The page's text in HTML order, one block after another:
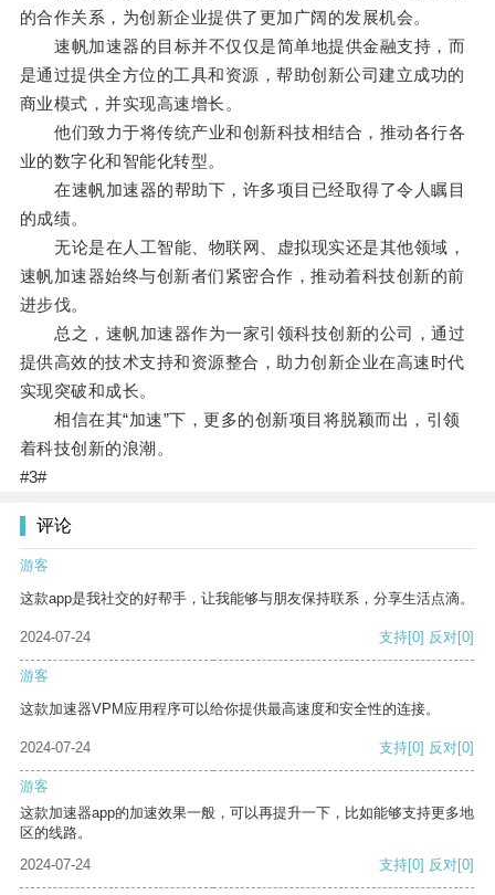
的合作关系，为创新企业提供了更加广阔的发展机会。
速帆加速器的目标并不仅仅是简单地提供金融支持，而
是通过提供全方位的工具和资源，帮助创新公司建立成功的
商业模式，并实现高速增长。
他们致力于将传统产业和创新科技相结合，推动各行各
业的数字化和智能化转型。
在速帆加速器的帮助下，许多项目已经取得了令人瞩目
的成绩。
无论是在人工智能、物联网、虚拟现实还是其他领域，
速帆加速器始终与创新者们紧密合作，推动着科技创新的前
进步伐。
总之，速帆加速器作为一家引领科技创新的公司，通过
提供高效的技术支持和资源整合，助力创新企业在高速时代
实现突破和成长。
相信在其“加速”下，更多的创新项目将脱颖而出，引领
着科技创新的浪潮。
#3#
评论
游客
这款app是我社交的好帮手，让我能够与朋友保持联系，分享生活点滴。
2024-07-24 支持[0] 反对[0]
游客
这款加速器VPM应用程序可以给你提供最高速度和安全性的连接。
2024-07-24 支持[0] 反对[0]
游客
这款加速器app的加速效果一般，可以再提升一下，比如能够支持更多地
区的线路。
2024-07-24
支持[0] 反对[0]